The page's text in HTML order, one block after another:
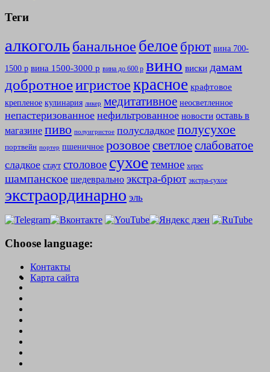
Теги
алкогольбанальное белое брют вина 700-
1500 р вина 1500-3000 р вина до 600 р вино виски дамам
добротноеигристоекрасное крафтовое
крепленое кулинария ликер медитативное неосветленное
непастеризованное нефильтрованное новости оставь в
магазине пиво полуигристое полусладкое полусухое
портвейн портер пшеничное розовое светлоеслабоватое
сладкое стаут столовое сухоетемное херес
шампанское шедеврально экстра-брют экстра-сухое
экстраординарно эль
Choose language:
Контакты
Карта сайта